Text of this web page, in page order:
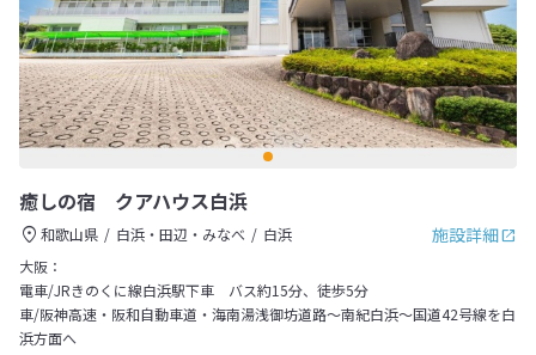
癒しの宿 クアハウス白浜
施設詳細
和歌山県 白浜・田辺・みなべ
白浜
大阪：
電車/JRきのくに線白浜駅下車 バス約15分、徒歩5分
車/阪神高速・阪和自動車道・海南湯浅御坊道路～南紀白浜～国道42号線を白
浜方面へ